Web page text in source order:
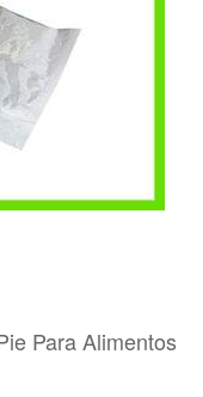
Para Alimentos